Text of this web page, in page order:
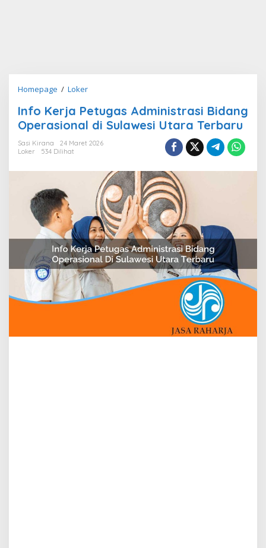
Homepage / LokerInfo
Petugas
Administrasi
Operasional
Sulawesi
Utara
Terbaru
Info Kerja Petugas Administrasi Bidang
Operasional di Sulawesi Utara Terbaru
Sasi Kirana
24 Maret 2026
Loker
534 Dilihat